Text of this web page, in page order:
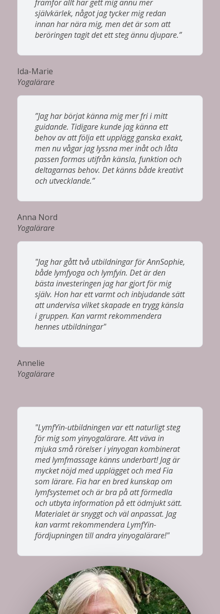
framför allt har gett mig ännu mer
självkärlek, något jag tycker mig redan
innan har nära mig, men det är som att
beröringen tagit det ett steg ännu djupare.”
Ida-Marie
Yogalärare
”Jag har börjat känna mig mer fri i mitt
guidande. Tidigare kunde jag känna ett
behov av att följa ett upplägg ganska exakt,
men nu vågar jag lyssna mer inåt och låta
passen formas utifrån känsla, funktion och
deltagarnas behov. Det känns både kreativt
och utvecklande.”
Anna Nord
Yogalärare
"Jag har gått två utbildningar för AnnSophie,
både lymfyoga och lymfyin. Det är den
bästa investeringen jag har gjort för mig
själv. Hon har ett varmt och inbjudande sätt
att undervisa vilket skapade en trygg känsla
i gruppen. Kan varmt rekommendera
hennes utbildningar"
Annelie
Yogalärare
"LymfYin-utbildningen var ett naturligt steg
för mig som yinyogalärare. Att väva in
mjuka små rörelser i yinyogan kombinerat
med lymfmassage känns underbart! Jag är
mycket nöjd med upplägget och med Fia
som lärare. Fia har en bred kunskap om
lymfsystemet och är bra på att förmedla
och utbyta information på ett ödmjukt sätt.
Materialet är snyggt och väl anpassat. Jag
kan varmt rekommendera LymfYin-
fördjupningen till andra yinyogalärare!"